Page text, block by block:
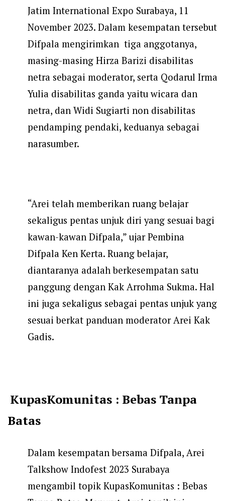
Jatim International Expo Surabaya, 11
November 2023. Dalam kesempatan tersebut
Difpala mengirimkan tiga anggotanya,
masing-masing Hirza Barizi disabilitas
netra sebagai moderator, serta Qodarul Irma
Yulia disabilitas ganda yaitu wicara dan
netra, dan Widi Sugiarti non disabilitas
pendamping pendaki, keduanya sebagai
narasumber.
“Arei telah memberikan ruang belajar
sekaligus pentas unjuk diri yang sesuai bagi
kawan-kawan Difpala,” ujar Pembina
Difpala Ken Kerta. Ruang belajar,
diantaranya adalah berkesempatan satu
panggung dengan Kak Arrohma Sukma. Hal
ini juga sekaligus sebagai pentas unjuk yang
sesuai berkat panduan moderator Arei Kak
Gadis.
KupasKomunitas : Bebas Tanpa
Batas
Dalam kesempatan bersama Difpala, Arei
Talkshow Indofest 2023 Surabaya
mengambil topik KupasKomunitas : Bebas